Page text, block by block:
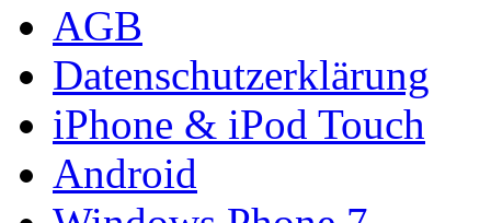
AGB
Datenschutzerklärung
iPhone & iPod Touch
Android